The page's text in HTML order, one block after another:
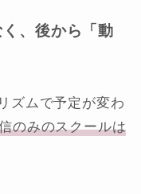
、後から「動
ズムで予定が変わ
のみのスクールは